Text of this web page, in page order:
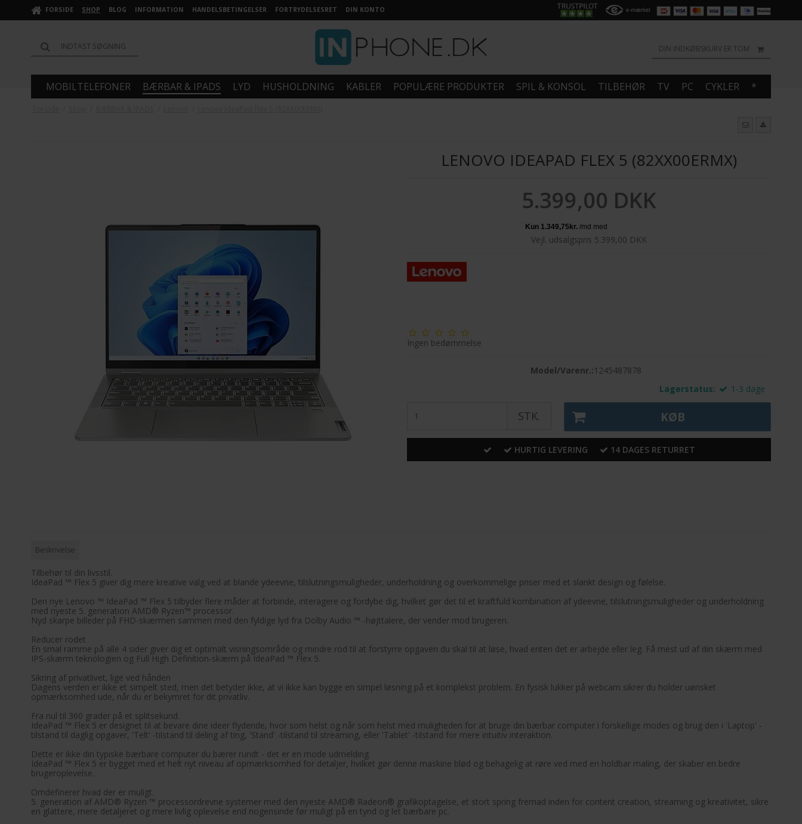
FORSIDE SHOP BLOG INFORMATION HANDELSBETINGELSER FORTRYDELSESRET DIN KONTO
DIN INDKØBSKURV ER TOM
MOBILTELEFONER BÆRBAR & IPADS LYD HUSHOLDNING KABLER POPULÆRE PRODUKTER SPIL & KONSOL TILBEHØR TV PC CYKLER *
LENOVO IDEAPAD FLEX 5 (82XX00ERMX)
5.399,00 DKK
Vejl. udsalgspris 5.399,00 DKK
Ingen bedømmelse
Model/Varenr.:1245487878
Lagerstatus:
1-3 dage
STK. KØB
HURTIG LEVERING 14 DAGES RETURRET
Beskrivelse
Tilbehør til din livsstil.
IdeaPad ™ Flex 5 giver dig mere kreative valg ved at blande ydeevne, tilslutningsmuligheder, underholdning og overkommelige priser med et slankt design og følelse.
Den nye Lenovo ™ IdeaPad ™ Flex 5 tilbyder flere måder at forbinde, interagere og fordybe dig, hvilket gør det til et kraftfuld kombination af ydeevne, tilslutningsmuligheder og underholdning
med nyeste 5. generation AMD® Ryzen™ processor.
Nyd skarpe billeder på FHD-skærmen sammen med den fyldige lyd fra Dolby Audio ™ -højttalere, der vender mod brugeren.
Reducer rodet
En smal ramme på alle 4 sider giver dig et optimalt visningsområde og mindre rod til at forstyrre opgaven du skal til at løse, hvad enten det er arbejde eller leg. Få mest ud af din skærm med
IPS-skærm teknologien og Full High Definition-skærm på IdeaPad ™ Flex 5.
Sikring af privatlivet, lige ved hånden
Dagens verden er ikke et simpelt sted, men det betyder ikke, at vi ikke kan bygge en simpel løsning på et komplekst problem. En fysisk lukker på webcam sikrer du holder uønsket
opmærksomhed ude, når du er bekymret for dit privatliv.
Fra nul til 360 grader på et splitsekund.
IdeaPad ™ Flex 5 er designet til at bevare dine ideer flydende, hvor som helst og når som helst med muligheden for at bruge din bærbar computer i forskellige modes og brug den i 'Laptop' -
tilstand til daglig opgaver, 'Telt' -tilstand til deling af ting, 'Stand' -tilstand til streaming, eller 'Tablet' -tilstand for mere intuitiv interaktion.
Dette er ikke din typiske bærbare computer du bærer rundt - det er en mode udmelding.
IdeaPad ™ Flex 5 er bygget med et helt nyt niveau af opmærksomhed for detaljer, hvilket gør denne maskine blød og behagelig at røre ved med en holdbar maling, der skaber en bedre
brugeroplevelse.
Omdefinerer hvad der er muligt.
5. generation af AMD® Ryzen ™ processordrevne systemer med den nyeste AMD® Radeon® grafikoptagelse, et stort spring fremad inden for content creation, streaming og kreativitet, sikre
en glattere, mere detaljeret og mere livlig oplevelse end nogensinde før muligt på en tynd og let bærbare pc.